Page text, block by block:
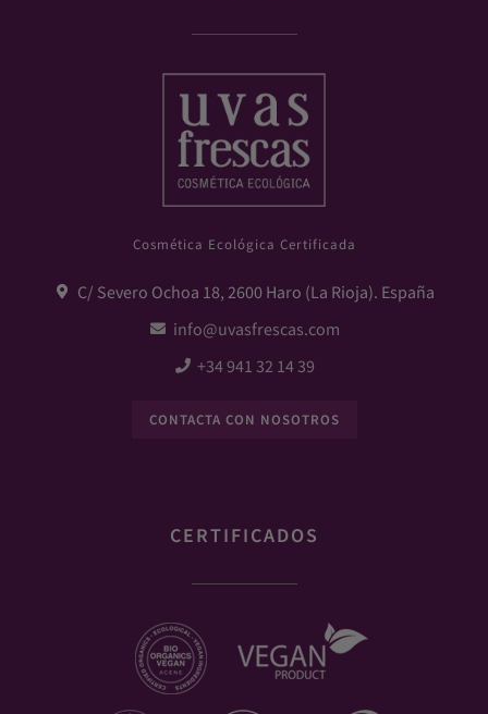
Cosmética Ecológica Certificada
C/ Severo Ochoa 18, 2600 Haro (La Rioja). España
info@uvasfrescas.com
+34 941 32 14 39
CONTACTA CON NOSOTROS
CERTIFICADOS